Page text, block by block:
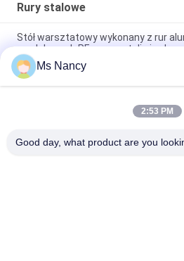
Rury stalowe
Stół warsztatowy wykonany z rur
powlekanych PE, rur ze stali
Metalowe wspólne przemysłowe
wspólny system regałów do
Stojak do przechowywania stali
Ms Nancy
2:53 PM
Good day, what product are you